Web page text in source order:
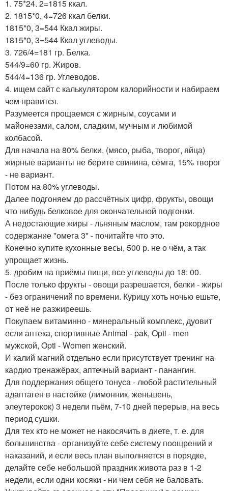
1. 75*24. 2=1815 ккал.
2. 1815*0, 4=726 ккал белки.
1815*0, 3=544 Ккал жиры.
1815*0, 3=544 Ккал углеводы.
3. 726/4=181 гр. Белка.
544/9=60 гр. Жиров.
544/4=136 гр. Углеводов.
4. ищем сайт с калькулятором калорийности и набираем
чем нравится.
Разумеется прощаемся с жирным, соусами и
майонезами, салом, сладким, мучным и любимой
колбасой.
Для начала на 80% белки, (мясо, рыба, творог, яйца)
жирные варианты не берите свинина, сёмга, 15% творог
- не вариант.
Потом на 80% углеводы.
Далее подгоняем до рассчётных цифр, фрукты, овощи
что нибудь белковое для окончательной подгонки.
А недостающие жиры - льняным маслом, там рекордное
содержание "омега 3" - почитайте что это.
Конечно купите кухонные весы, 500 р. не о чём, а так
упрощает жизнь.
5. дробим на приёмы пищи, все углеводы до 18: 00.
После только фрукты - овощи разрешается, белки - жиры
- без ограничений по времени. Курицу хоть ночью ешьте,
от неё не разжиреешь.
Покупаем витаминно - минеральный комплекс, дуовит
если аптека, спортивные Animal - pak, Opti - men
мужской, Opti - Women женский.
И калий магний отдельно если присутствует тренинг на
кардио тренажёрах, аптечный вариант - панангин.
Для поддержания общего тонуса - любой растительный
адаптаген в настойке (лимонник, женьшень,
элеутерокок) 3 недели пьём, 7-10 дней перерыв, на весь
период сушки.
Для тех кто не может не накосячить в диете, т. е. для
большинства - организуйте себе систему поощрений и
наказаний, и если весь план выполняется в порядке,
делайте себе небольшой праздник живота раз в 1-2
недели, если одни косяки - ни чем себя не баловать.